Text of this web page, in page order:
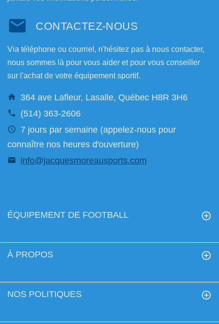
CONTACTEZ-NOUS
Via téléphone ou courriel, n'hésitez pas à nous contacter,
nous sommes là pour vous aider et pour vous conseiller
sur l'achat de votre équipement sportif.
364 ave Lafleur, Lasalle, Québec H8R 3H6
(514) 363-2606
7 jours par semaine (appelez-nous pour
connaître nos heures d'ouverture)
info@jacquesmoreausports.com
ÉQUIPEMENT DE FOOTBALL
À PROPOS
NOS POLITIQUES